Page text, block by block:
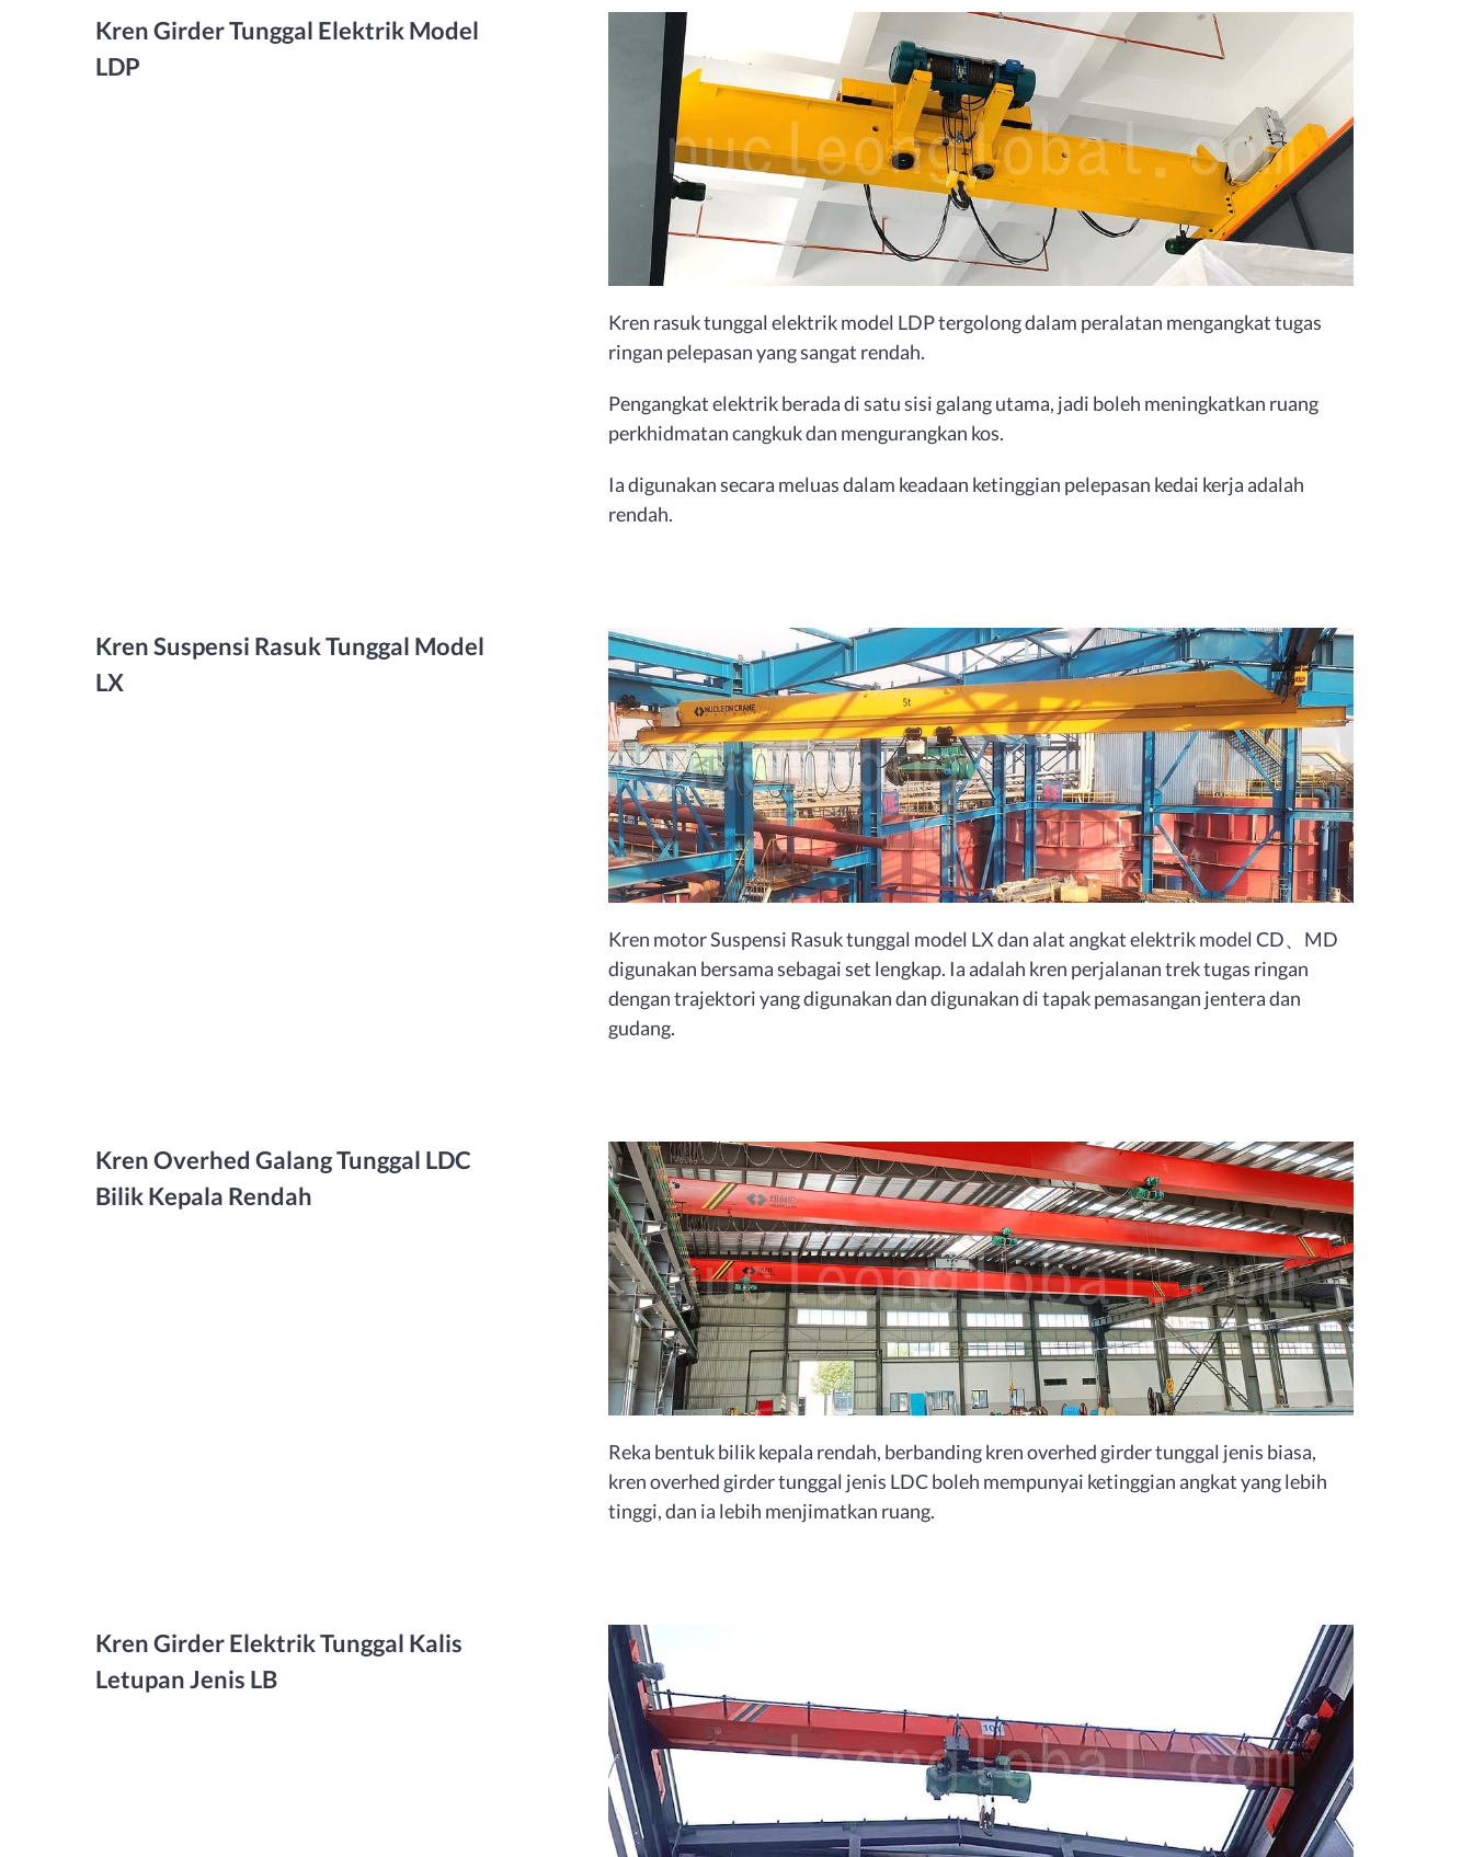
Kren Girder Tunggal Elektrik Model
LDP
Kren rasuk tunggal elektrik model LDP tergolong dalam peralatan mengangkat tugas
ringan pelepasan yang sangat rendah.
Pengangkat elektrik berada di satu sisi galang utama, jadi boleh meningkatkan ruang
perkhidmatan cangkuk dan mengurangkan kos.
Ia digunakan secara meluas dalam keadaan ketinggian pelepasan kedai kerja adalah
rendah.
Kren Suspensi Rasuk Tunggal Model
LX
Kren motor Suspensi Rasuk tunggal model LX dan alat angkat elektrik model CD、MD
digunakan bersama sebagai set lengkap. Ia adalah kren perjalanan trek tugas ringan
dengan trajektori yang digunakan dan digunakan di tapak pemasangan jentera dan
gudang.
Kren Overhed Galang Tunggal LDC
Bilik Kepala Rendah
Reka bentuk bilik kepala rendah, berbanding kren overhed girder tunggal jenis biasa,
kren overhed girder tunggal jenis LDC boleh mempunyai ketinggian angkat yang lebih
tinggi, dan ia lebih menjimatkan ruang.
Kren Girder Elektrik Tunggal Kalis
Letupan Jenis LB